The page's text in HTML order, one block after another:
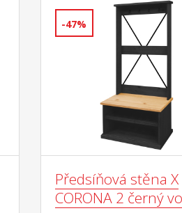
-47%
Předsíňová stěna X
CORONA 2 černý